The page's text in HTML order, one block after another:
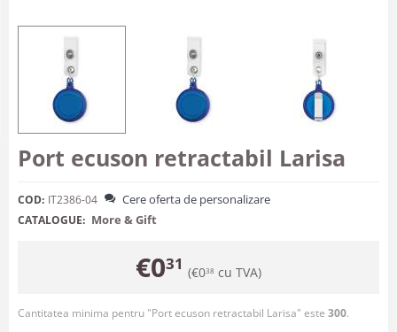
Port ecuson retractabil Larisa
COD: IT2386-04 Cere oferta de personalizare
CATALOGUE: More & Gift
€031 (€038 cu TVA)
Cantitatea minima pentru "Port ecuson retractabil Larisa" este 300.